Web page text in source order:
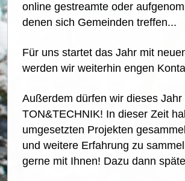
online gestreamte oder
denen sich Gemeinden treffen...
Für uns startet das Jahr mit
werden wir weiterhin engen
Außerdem dürfen wir dieses
TON&TECHNIK! In dieser Zeit
umgesetzten Projekten
und weitere Erfahrung zu
gerne mit Ihnen! Dazu dann